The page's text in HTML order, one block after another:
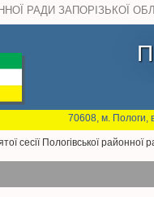
РАДИ ЗАПОРІЗЬКОЇ
70608, м. Пологи,
сесії Пологівської районної